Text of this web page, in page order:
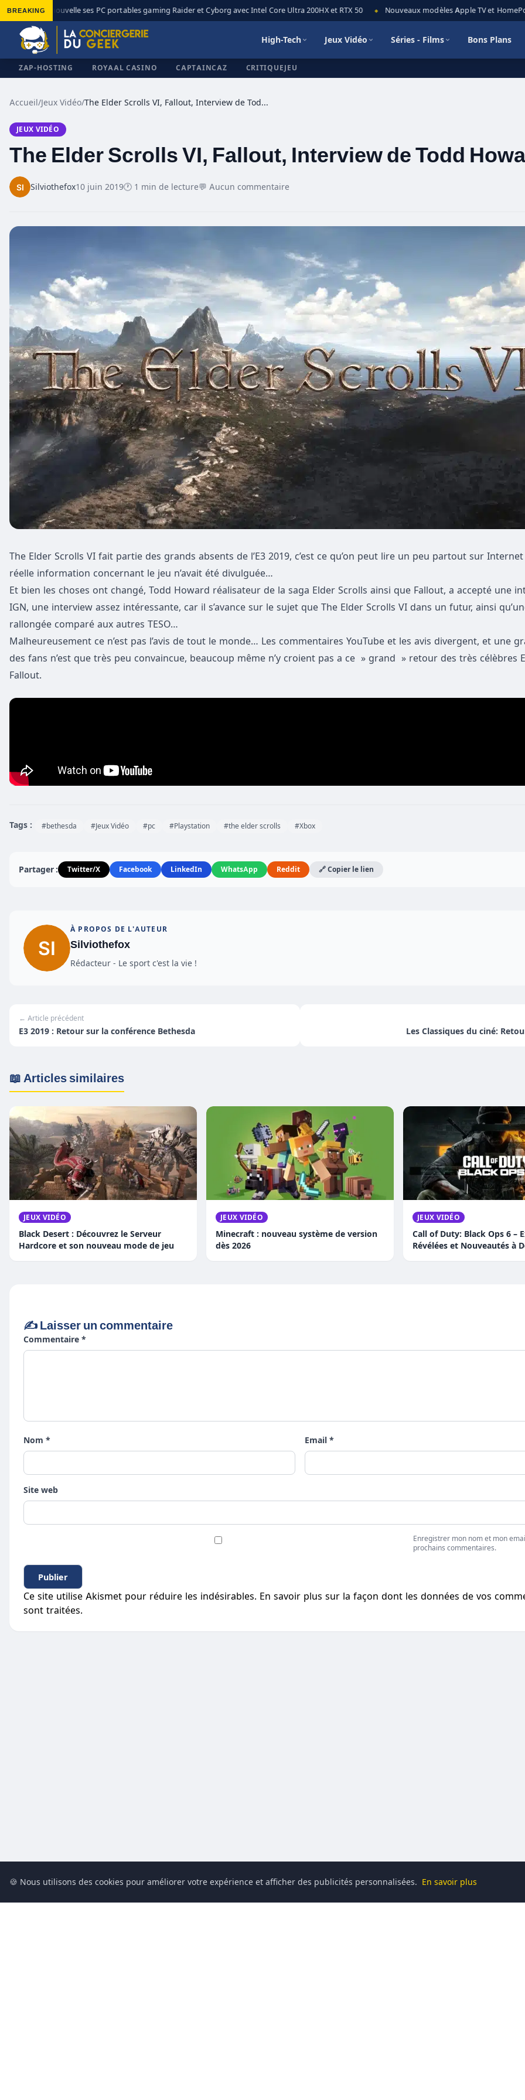
BREAKING
◆ MSI renouvelle ses PC portables gaming Raider et Cyborg avec Intel Core Ultra 200HX et RTX 50 Nouveaux modèles Apple TV et
High-Tech Jeux Vidéo Séries - Films Bons Plans
ZAP-HOSTING ROYAAL CASINO CAPTAINCAZ CRITIQUEJEU
Accueil/Jeux Vidéo/ The Elder Scrolls VI, Fallout, Interview de Todd Howard
JEUX VIDÉO
The Elder Scrolls VI, Fallout, Interview de Todd
Silviothefox10 juin 2019🕐 1 min de lecture💬 Aucun commentaire
The Elder Scrolls VI fait partie des grands absents de l’E3 2019, c’est ce qu’on peut lire un peu partout sur
réelle information concernant le jeu n’avait été divulguée…
Et bien les choses ont changé, Todd Howard réalisateur de la saga Elder Scrolls ainsi que Fallout, a accepté une
IGN, une interview assez intéressante, car il s’avance sur le sujet que The Elder Scrolls VI dans un futur, ainsi
rallongée comparé aux autres TESO…
Malheureusement ce n’est pas l’avis de tout le monde… Les commentaires YouTube et les avis divergent, et une
des fans n’est que très peu convaincue, beaucoup même n’y croient pas a ce » grand » retour des très célèbres
Fallout.
Tags : #bethesda #Jeux Vidéo #pc #Playstation #the elder scrolls #Xbox
Partager : Twitter/X Facebook LinkedIn WhatsApp Reddit 🔗 Copier le lien
À PROPOS DE L'AUTEUR
Silviothefox
Rédacteur - Le sport c'est la vie !
← Article précédent
E3 2019 : Retour sur la conférence Bethesda Les Classiques du ciné:
📖 Articles similaires
JEUX VIDÉO
Black Desert : Découvrez le Serveur
Hardcore et son nouveau mode de jeu
JEUX VIDÉO
Minecraft : nouveau système de version
dès 2026
JEUX VIDÉO
Call of Duty: Black Ops 6 –
Révélées et Nouveautés à
✍️ Laisser un commentaire
Commentaire *
Nom * Email *
Site web
Enregistrer mon nom et mon
prochains commentaires.
Ce site utilise Akismet pour réduire les indésirables. En savoir plus sur la façon dont les données de vos
sont traitées.
🍪 Nous utilisons des cookies pour améliorer votre expérience et afficher des publicités personnalisées. En savoir plus